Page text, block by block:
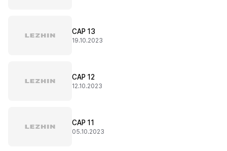
CAP 13
19.10.2023
CAP 12
12.10.2023
CAP 11
05.10.2023